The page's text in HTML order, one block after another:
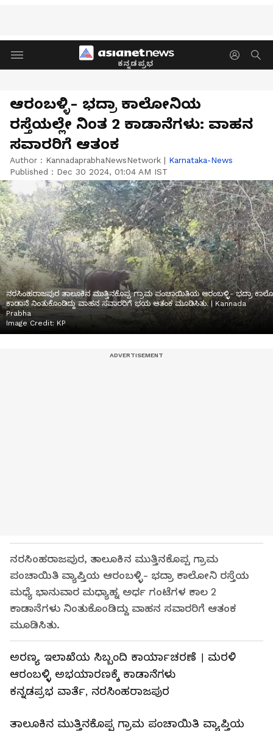
ಕನ್ನಡಪ್ರಭ
ಆರಂಬಳ್ಳಿ- ಭದ್ರಾ ಕಾಲೋನಿಯ
ರಸ್ತೆಯಲ್ಲೇ ನಿಂತ 2 ಕಾಡಾನೆಗಳು: ವಾಹನ
ಸವಾರರಿಗೆ ಆತಂಕ
Author : KannadaprabhaNewsNetwork | Karnataka-News
Published : Dec 30 2024, 01:04 AM IST
ನರಸಿಂಹರಾಜಪುರ ತಾಲೂಕಿನ ಮುತ್ತಿನಕೊಪ್ಪ ಗ್ರಾಮ ಪಂಚಾಯಿತಿಯ ಆರಂಬಳ್ಳಿ- ಭದ್ರಾ
ಕಾಡಾನೆ ನಿಂತುಕೊಂಡಿದ್ದು ವಾಹನ ಸವಾರರಿಗೆ ಭಯ ಆತಂಕ ಮೂಡಿಸಿತು. | Kannada
Prabha
Image Credit: KP
ನರಸಿಂಹರಾಜಪುರ, ತಾಲೂಕಿನ ಮುತ್ತಿನಕೊಪ್ಪ ಗ್ರಾಮ
ಪಂಚಾಯಿತಿ ವ್ಯಾಪ್ತಿಯ ಆರಂಬಳ್ಳಿ- ಭದ್ರಾ ಕಾಲೋನಿ ರಸ್ತೆಯ
ಮಧ್ಯೆ ಭಾನುವಾರ ಮಧ್ಯಾಹ್ನ ಅರ್ಧ ಗಂಟೆಗಳ ಕಾಲ 2
ಕಾಡಾನೆಗಳು ನಿಂತುಕೊಂಡಿದ್ದು ವಾಹನ ಸವಾರರಿಗೆ ಆತಂಕ
ಮೂಡಿಸಿತು.
ಅರಣ್ಯ ಇಲಾಖೆಯ ಸಿಬ್ಬಂದಿ ಕಾರ್ಯಾಚರಣೆ । ಮರಳಿ
ಆರಂಬಳ್ಳಿ ಅಭಯಾರಣಕ್ಕೆ ಕಾಡಾನೆಗಳು
ಕನ್ನಡಪ್ರಭ ವಾರ್ತೆ, ನರಸಿಂಹರಾಜಪುರ
ತಾಲೂಕಿನ ಮುತ್ತಿನಕೊಪ್ಪ ಗ್ರಾಮ ಪಂಚಾಯಿತಿ ವ್ಯಾಪ್ತಿಯ